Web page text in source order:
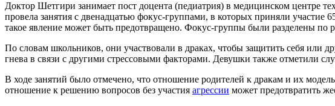
Доктор Шетгири занимает пост доцента (педиатрия) в медицинском центре
провела занятия с двенадцатью фокус-группами, в которых приняли участие
такое явление может быть предотвращено. Фокус-группы были разделены по
По словам школьников, они участвовали в драках, чтобы защитить себя или
гнева в связи с другими стрессовыми факторами. Девушки также отметили
В ходе занятий было отмечено, что отношение родителей к дракам и их
отношение к решению вопросов без участия агрессии может предотвратить